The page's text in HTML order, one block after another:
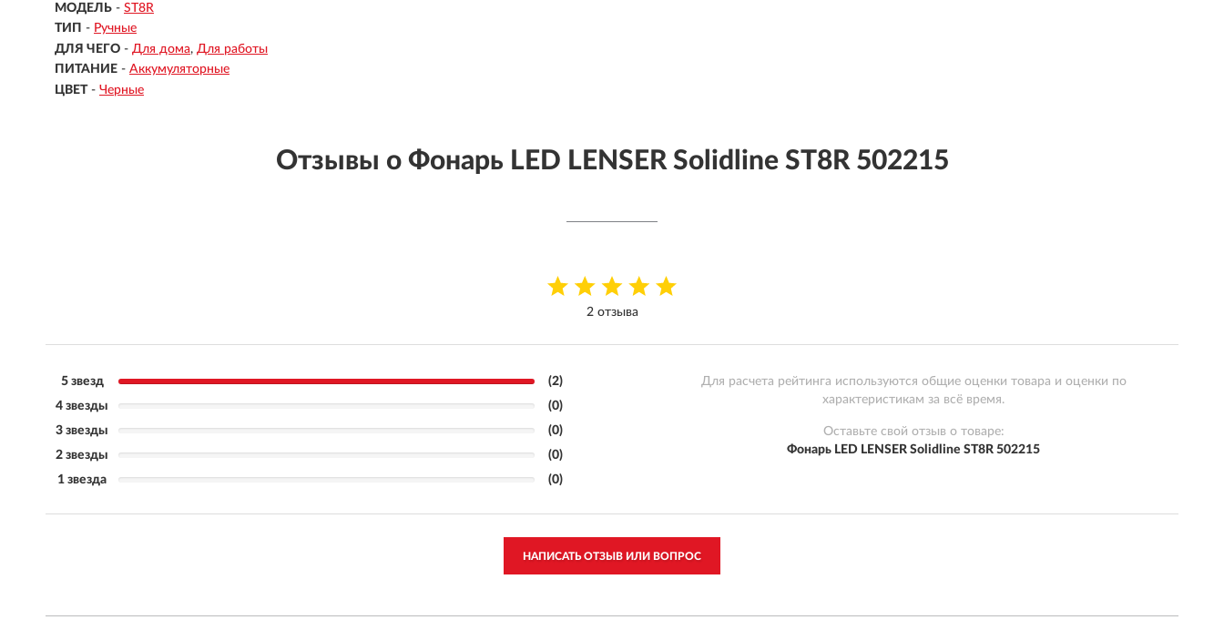
МОДЕЛЬ - ST8R
ТИП - Ручные
ДЛЯ ЧЕГО - Для дома Для работы
ПИТАНИЕ - Аккумуляторные
ЦВЕТ - Черные
Отзывы о Фонарь LED LENSER Solidline ST8R 502215
2 отзыва
5 звезд
(2)
4 звезды
(0)
3 звезды
(0)
2 звезды
(0)
1 звезда
(0)
Для расчета рейтинга используются общие оценки товара и оценки по
характеристикам за всё время.
Оставьте свой отзыв о товаре:
Фонарь LED LENSER Solidline ST8R 502215
НАПИСАТЬ ОТЗЫВ ИЛИ ВОПРОС